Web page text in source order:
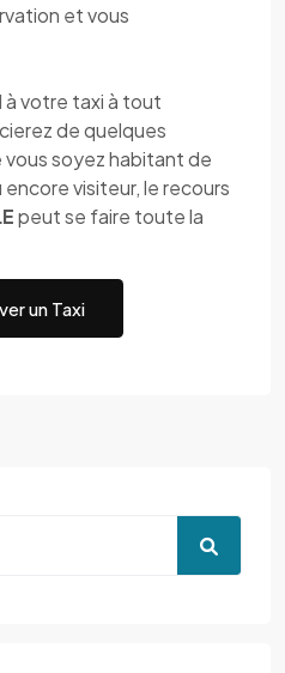
et vous
à votre taxi à tout
de quelques
soyez habitant de
visiteur, le recours
peut se faire toute la
un Taxi